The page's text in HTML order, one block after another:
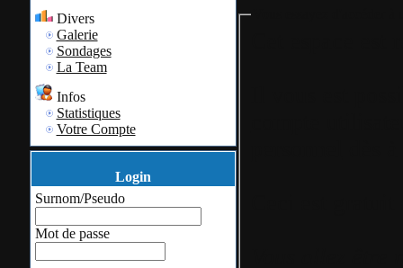
Divers
Galerie
Sondages
La Team
Infos
Statistiques
Votre Compte
Login
Surnom/Pseudo
Mot de passe